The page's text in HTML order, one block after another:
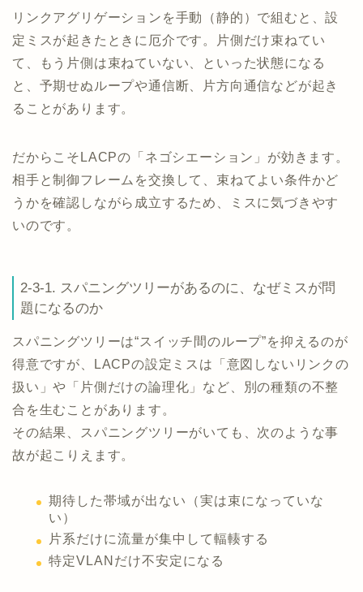
リンクアグリゲーションを手動（静的）で組むと、設
定ミスが起きたときに厄介です。片側だけ束ねてい
て、もう片側は束ねていない、といった状態になる
と、予期せぬループや通信断、片方向通信などが起き
ることがあります。
だからこそLACPの「ネゴシエーション」が効きます。
相手と制御フレームを交換して、束ねてよい条件かど
うかを確認しながら成立するため、ミスに気づきやす
いのです。
2-3-1. スパニングツリーがあるのに、なぜミスが問
題になるのか
スパニングツリーは“スイッチ間のループ”を抑えるのが
得意ですが、LACPの設定ミスは「意図しないリンクの
扱い」や「片側だけの論理化」など、別の種類の不整
合を生むことがあります。
その結果、スパニングツリーがいても、次のような事
故が起こりえます。
期待した帯域が出ない（実は束になっていな
い）
片系だけに流量が集中して輻輳する
特定VLANだけ不安定になる